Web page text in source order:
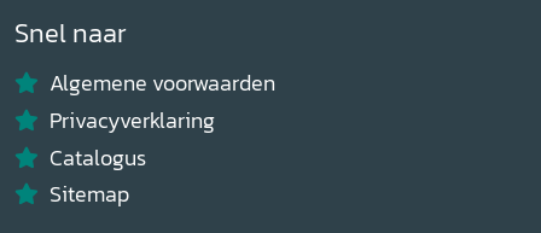
Snel naar
Algemene voorwaarden
Privacyverklaring
Catalogus
Sitemap